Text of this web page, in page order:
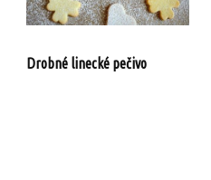
Drobné linecké pečivo